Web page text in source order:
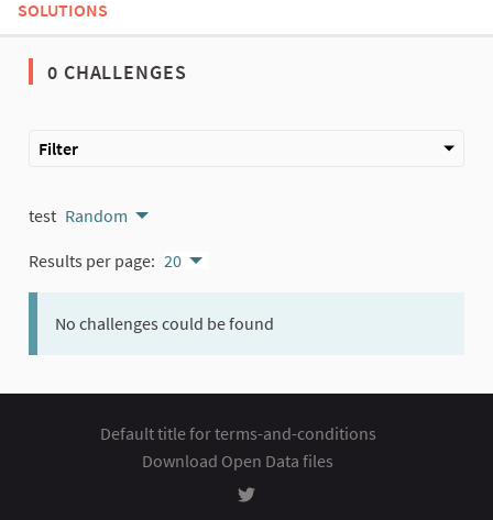
SOLUTIONS
0 CHALLENGES
Filter
test Random
Results per page: 20
No challenges could be found
Default title for terms-and-conditions
Download Open Data files
Rozhodování at Twitter